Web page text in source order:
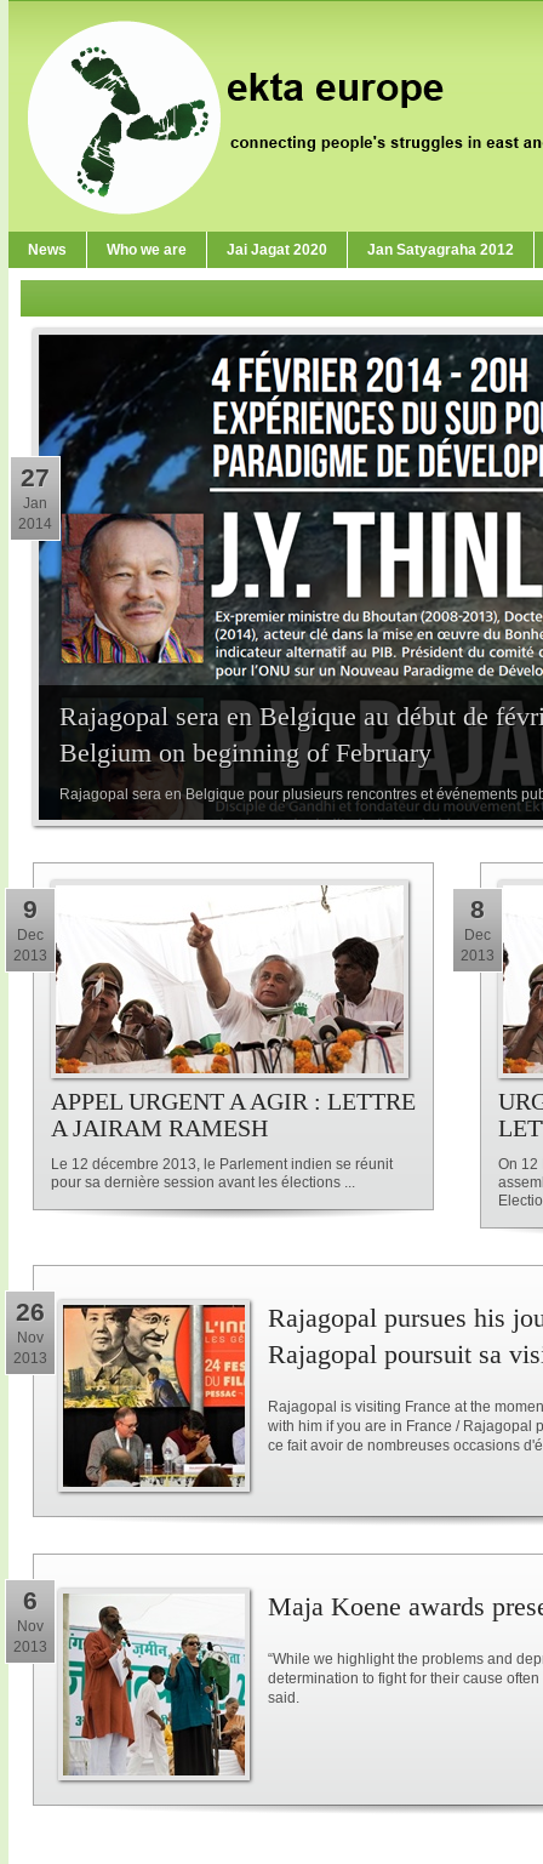
News Who we are Jai Jagat 2020 Jan Satyagraha 2012
Rajagopal sera en Belgique au début de
Belgium on beginning of February
Rajagopal sera en Belgique pour plusieurs rencontres et événements
27
Jan
2014
APPEL URGENT A AGIR : LETTRE
A JAIRAM RAMESH
Le 12 décembre 2013, le Parlement indien se réunit
pour sa dernière session avant les élections ...
9
Dec
2013
On 12
8
Dec
2013
26
Nov
2013
Rajagopal pursues his
Rajagopal poursuit sa
Rajagopal is visiting France at the
with him if you are in France / Rajagopal
ce fait avoir de nombreuses occasions
6
Nov
2013
Maja Koene awards
“While we highlight the problems and
determination to fight for their cause
said.